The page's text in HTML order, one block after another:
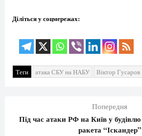
Діліться у соцмережах:
Теги атака СБУ на НАБУ Віктор Гусаров
Попередня
Під час атаки РФ на Київ у
ракета “Іскандер”